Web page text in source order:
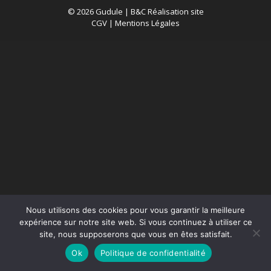
© 2026 Gudule | B&C Réalisation site
CGV | Mentions Légales
Nous utilisons des cookies pour vous garantir la meilleure
expérience sur notre site web. Si vous continuez à utiliser ce
site, nous supposerons que vous en êtes satisfait.
Ok
Politique de confidentialité